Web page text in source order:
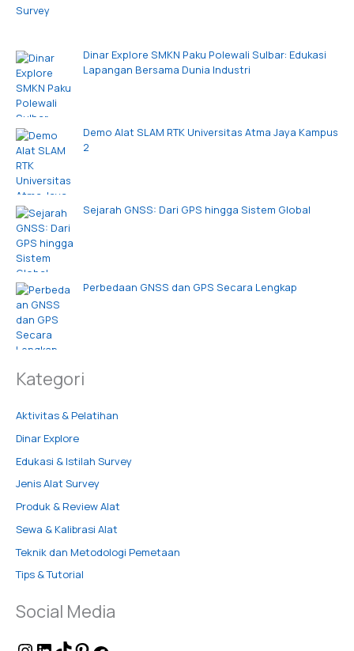
Dinar Explore SMKN Paku Polewali Sulbar: Edukasi
Lapangan Bersama Dunia Industri
Demo Alat SLAM RTK Universitas Atma Jaya Kampus
2
Sejarah GNSS: Dari GPS hingga Sistem Global
Perbedaan GNSS dan GPS Secara Lengkap
Kategori
Aktivitas & Pelatihan
Dinar Explore
Edukasi & Istilah Survey
Jenis Alat Survey
Produk & Review Alat
Sewa & Kalibrasi Alat
Teknik dan Metodologi Pemetaan
Tips & Tutorial
Social Media